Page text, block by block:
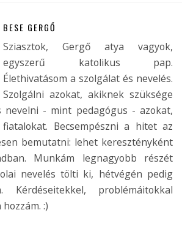
BESE GERGŐ
Sziasztok, Gergő atya vagyok,
egyszerű katolikus pap.
Élethivatásom a szolgálat és nevelés.
Szolgálni azokat, akiknek szüksége
nevelni - mint pedagógus - azokat,
Becsempészni a hitet az
bemutatni: lehet keresztényként
Munkám legnagyobb részét
nevelés tölti ki, hétvégén pedig
Kérdéseitekkel, problémáitokkal
:)